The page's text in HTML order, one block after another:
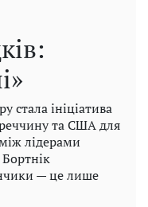
стала ініціатива
та США для
лідерами
— це лише